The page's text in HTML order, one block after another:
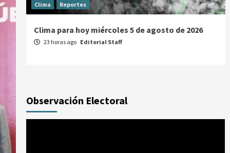
Clima Reportes
Clima para hoy miércoles 5 de agosto de 2026
23 horas ago Editorial Staff
Observación Electoral